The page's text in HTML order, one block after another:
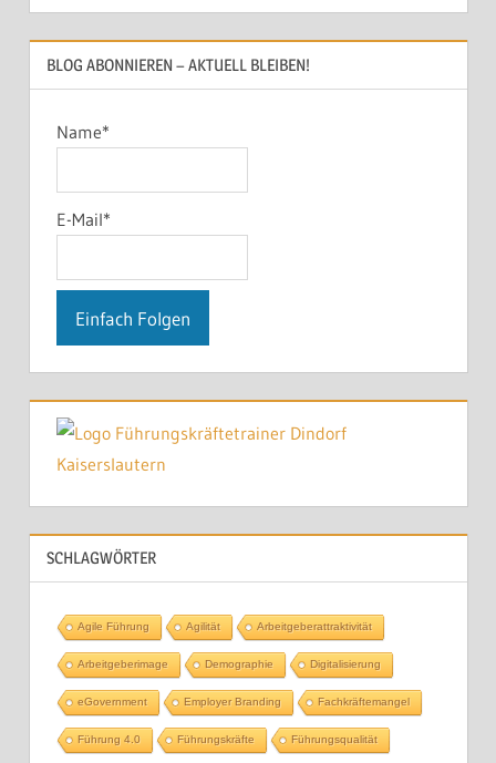
BLOG ABONNIEREN – AKTUELL BLEIBEN!
Name*
E-Mail*
SCHLAGWÖRTER
Agile Führung Agilität Arbeitgeberattraktivität
Arbeitgeberimage Demographie Digitalisierung
eGovernment Employer Branding Fachkräftemangel
Führung 4.0 Führungskräfte Führungsqualität